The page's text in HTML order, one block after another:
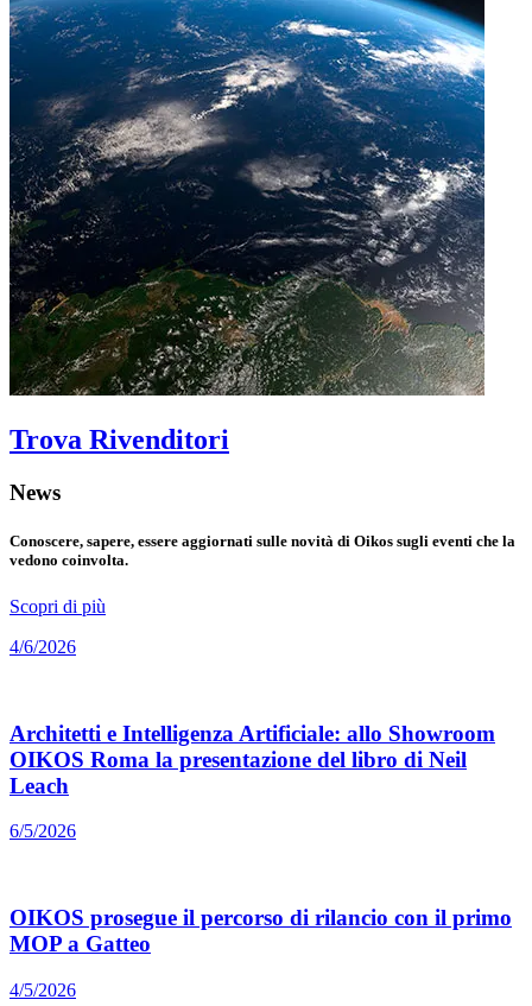
Trova Rivenditori
News
Conoscere, sapere, essere aggiornati sulle novità di Oikos sugli eventi che la
vedono coinvolta.
Scopri di più
4/6/2026
Architetti e Intelligenza Artificiale: allo Showroom
OIKOS Roma la presentazione del libro di Neil
Leach
6/5/2026
OIKOS prosegue il percorso di rilancio con il primo
MOP a Gatteo
4/5/2026